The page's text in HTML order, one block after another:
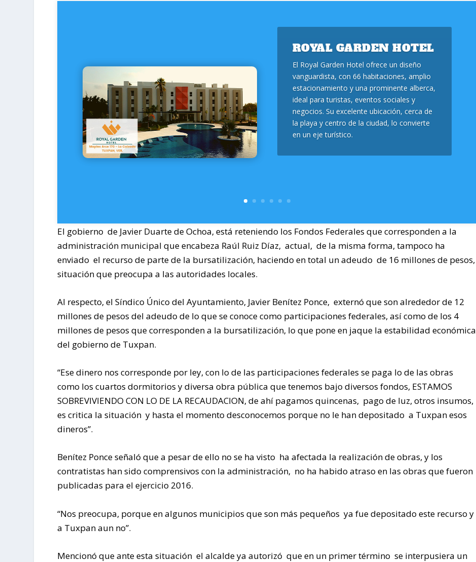
ROYAL GARDEN HOTEL
El Royal Garden Hotel ofrece un diseño
vanguardista, con 66 habitaciones, amplio
estacionamiento y una prominente alberca,
ideal para turistas, eventos sociales y
negocios. Su excelente ubicación, cerca de
la playa y centro de la ciudad, lo convierte
en un eje turístico.
El gobierno de Javier Duarte de Ochoa, está reteniendo los Fondos Federales que corresponden a la
administración municipal que encabeza Raúl Ruiz Díaz, actual, de la misma forma, tampoco ha
enviado el recurso de parte de la bursatilización, haciendo en total un adeudo de 16 millones de pesos,
situación que preocupa a las autoridades locales.
Al respecto, el Síndico Único del Ayuntamiento, Javier Benítez Ponce, externó que son alrededor de 12
millones de pesos del adeudo de lo que se conoce como participaciones federales, así como de los 4
millones de pesos que corresponden a la bursatilización, lo que pone en jaque la estabilidad económica
del gobierno de Tuxpan.
“Ese dinero nos corresponde por ley, con lo de las participaciones federales se paga lo de las obras
como los cuartos dormitorios y diversa obra pública que tenemos bajo diversos fondos, ESTAMOS
SOBREVIVIENDO CON LO DE LA RECAUDACION, de ahí pagamos quincenas, pago de luz, otros insumos,
es critica la situación y hasta el momento desconocemos porque no le han depositado a Tuxpan esos
dineros”.
Benítez Ponce señaló que a pesar de ello no se ha visto ha afectada la realización de obras, y los
contratistas han sido comprensivos con la administración, no ha habido atraso en las obras que fueron
publicadas para el ejercicio 2016.
“Nos preocupa, porque en algunos municipios que son más pequeños ya fue depositado este recurso y
a Tuxpan aun no”.
Mencionó que ante esta situación el alcalde ya autorizó que en un primer término se interpusiera un